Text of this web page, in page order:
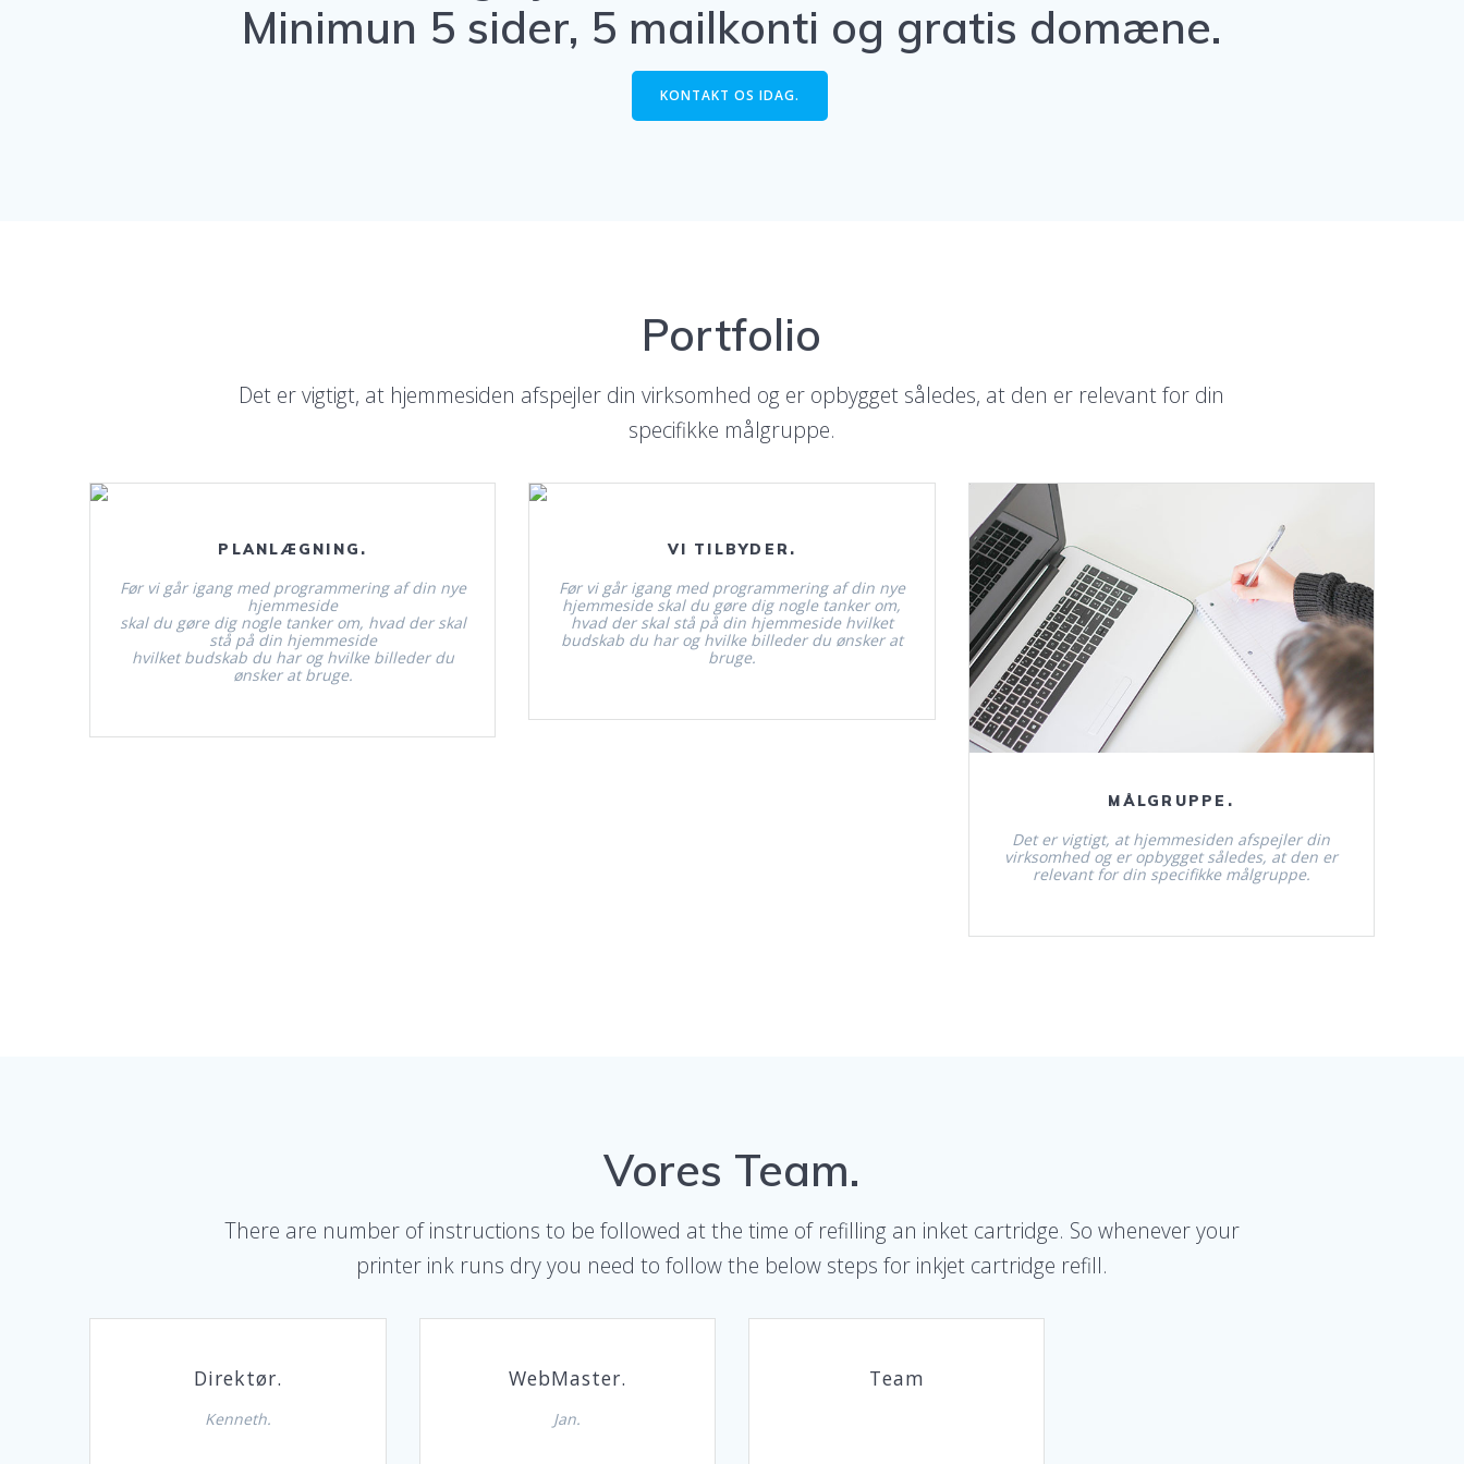
Minimun 5 sider, 5 mailkonti og gratis domæne.
KONTAKT OS IDAG.
Portfolio
Det er vigtigt, at hjemmesiden afspejler din virksomhed og er opbygget således, at den er relevant for din
specifikke målgruppe.
PLANLÆGNING.
Før vi går igang med programmering af din nye
hjemmeside
skal du gøre dig nogle tanker om, hvad der skal
stå på din hjemmeside
hvilket budskab du har og hvilke billeder du
ønsker at bruge.
VI TILBYDER.
Før vi går igang med programmering af din nye
hjemmeside skal du gøre dig nogle tanker om,
hvad der skal stå på din hjemmeside hvilket
budskab du har og hvilke billeder du ønsker at
bruge.
Læs mere.
MÅLGRUPPE.
Det er vigtigt, at hjemmesiden afspejler din
virksomhed og er opbygget således, at den er
relevant for din specifikke målgruppe.
Vores Team.
There are number of instructions to be followed at the time of refilling an inket cartridge. So whenever your
printer ink runs dry you need to follow the below steps for inkjet cartridge refill.
Direktør.
Kenneth.
WebMaster.
Jan.
Team